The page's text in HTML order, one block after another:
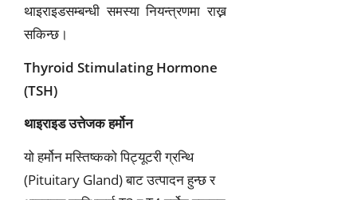
थाइराइडसम्बन्धी समस्या नियन्त्रणमा राख्न
सकिन्छ।
Thyroid Stimulating Hormone
(TSH)
थाइराइड उत्तेजक हर्मोन
यो हर्मोन मस्तिष्कको पिट्यूटरी ग्रन्थि
(Pituitary Gland) बाट उत्पादन हुन्छ र